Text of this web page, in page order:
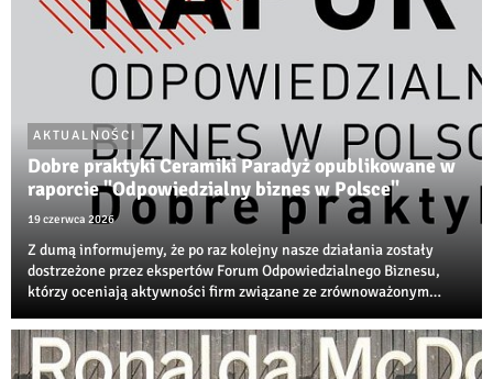
AKTUALNOŚCI
Dobre praktyki Ceramiki Paradyż opublikowane w
raporcie "Odpowiedzialny biznes w Polsce"
19 czerwca 2026
Z dumą informujemy, że po raz kolejny nasze działania zostały
dostrzeżone przez ekspertów Forum Odpowiedzialnego Biznesu,
którzy oceniają aktywności firm związane ze zrównoważonym
odpowiedzialnością biznesu.